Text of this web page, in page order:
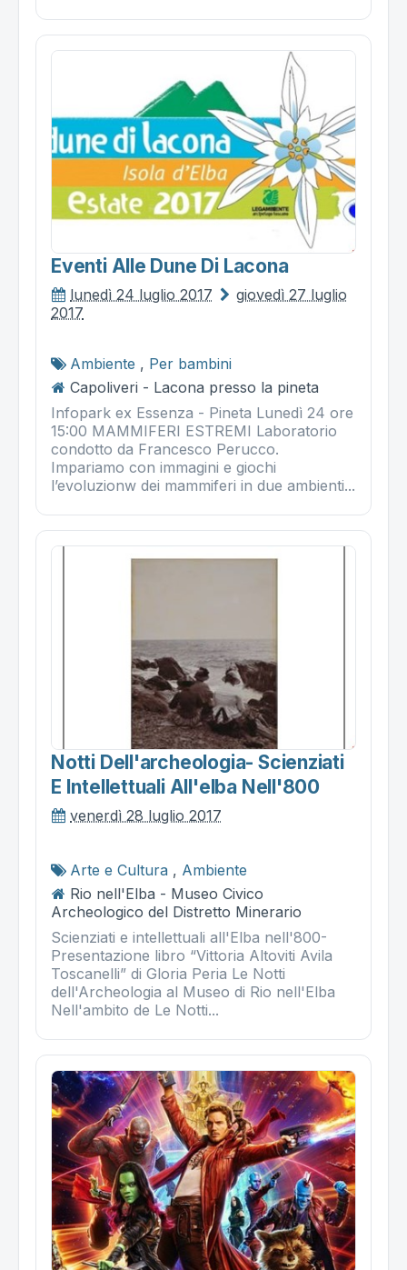
Eventi Alle Dune Di Lacona
lunedì 24 luglio 2017
giovedì 27 luglio
2017
Ambiente , Per bambini
Capoliveri - Lacona presso la pineta
Infopark ex Essenza - Pineta Lunedì 24 ore
15:00 MAMMIFERI ESTREMI Laboratorio
condotto da Francesco Perucco.
Impariamo con immagini e giochi
l’evoluzionw dei mammiferi in due ambienti...
Notti Dell'archeologia- Scienziati
E Intellettuali All'elba Nell'800
venerdì 28 luglio 2017
Arte e Cultura , Ambiente
Rio nell'Elba - Museo Civico
Archeologico del Distretto Minerario
Scienziati e intellettuali all'Elba nell'800-
Presentazione libro “Vittoria Altoviti Avila
Toscanelli” di Gloria Peria Le Notti
dell'Archeologia al Museo di Rio nell'Elba
Nell'ambito de Le Notti...